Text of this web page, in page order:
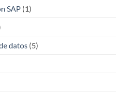
SAP (1)
datos (5)